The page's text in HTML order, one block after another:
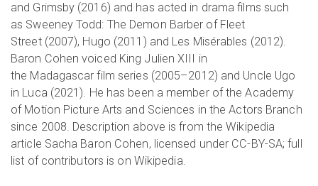
and Grimsby (2016) and has acted in drama films such
as Sweeney Todd: The Demon Barber of Fleet
Street (2007), Hugo (2011) and Les Misérables (2012).
Baron Cohen voiced King Julien XIII in
the Madagascar film series (2005–2012) and Uncle Ugo
in Luca (2021). He has been a member of the Academy
of Motion Picture Arts and Sciences in the Actors Branch
since 2008. Description above is from the Wikipedia
article Sacha Baron Cohen, licensed under CC-BY-SA; full
list of contributors is on Wikipedia.